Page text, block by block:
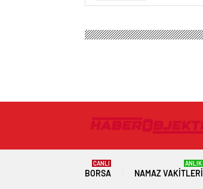
BORSA
CANLI
NAMAZ VAKITLERI
ANLIK